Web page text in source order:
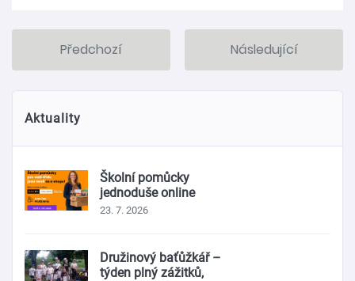
Předchozí Následující
Aktuality
Školní pomůcky
jednoduše online
23. 7. 2026
Družinový baťůžkář –
týden plný zážitků,